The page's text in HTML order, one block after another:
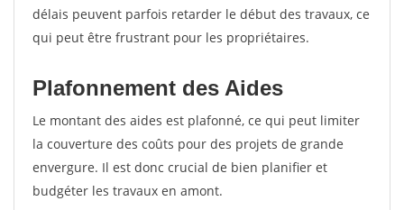
délais peuvent parfois retarder le début des travaux, ce
qui peut être frustrant pour les propriétaires.
Plafonnement des Aides
Le montant des aides est plafonné, ce qui peut limiter
la couverture des coûts pour des projets de grande
envergure. Il est donc crucial de bien planifier et
budgéter les travaux en amont.